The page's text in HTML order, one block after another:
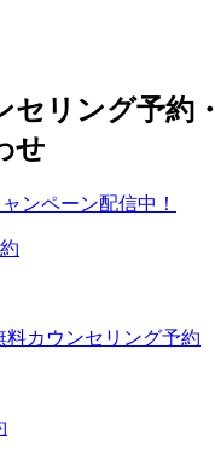
セリング予約・
せ
ンペーン配信中！
料カウンセリング予約